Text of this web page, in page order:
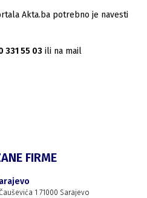
Akta.ba potrebno je navesti
331 55 03 ili na mail
FIRME
1 71000 Sarajevo